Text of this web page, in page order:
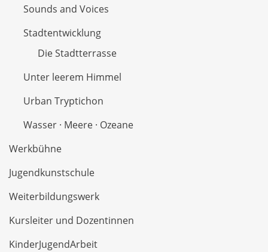
Sounds and Voices
Stadtentwicklung
Die Stadtterrasse
Unter leerem Himmel
Urban Tryptichon
Wasser · Meere · Ozeane
Werkbühne
Jugendkunstschule
Weiterbildungswerk
Kursleiter und Dozentinnen
KinderJugendArbeit